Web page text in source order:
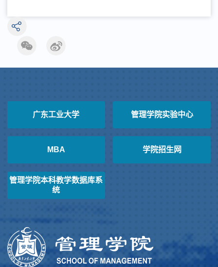
广东工业大学 管理学院实验中心
MBA 学院招生网
管理学院本科教学数据库系
统